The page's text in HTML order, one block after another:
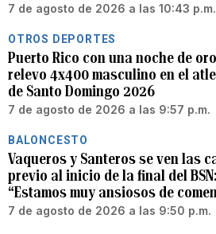
7 de agosto de 2026 a las 10:43 p.m.
OTROS DEPORTES
Puerto Rico con una noche de
relevo 4x400 masculino en el
de Santo Domingo 2026
7 de agosto de 2026 a las 9:57 p.m.
BALONCESTO
Vaqueros y Santeros se ven las
previo al inicio de la final del BSN:
“Estamos muy ansiosos de
7 de agosto de 2026 a las 9:50 p.m.